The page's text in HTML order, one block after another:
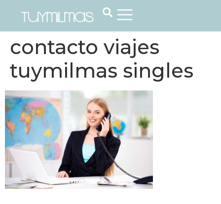
contacto viajes
tuymilmas singles